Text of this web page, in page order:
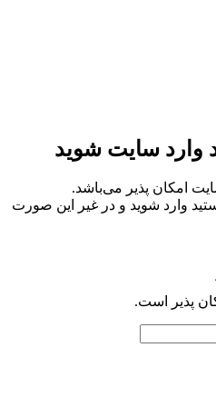
وارد سایت شوید
امکان پذیر می‌باشد.
وارد شوید و در غیر این صورت
پذیر است.